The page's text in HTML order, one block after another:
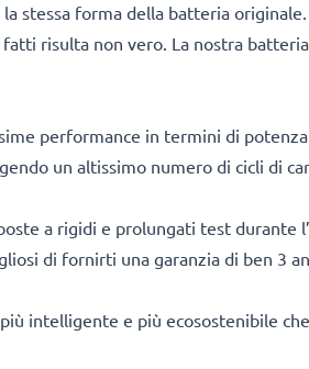
stessa forma della batteria
risulta non vero. La nostra
performance in termini di
un altissimo numero di cicli di
a rigidi e prolungati test
di fornirti una garanzia di ben 3
intelligente e più ecosostenibile